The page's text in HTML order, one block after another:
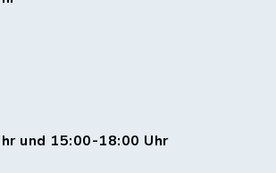
und 15:00-18:00 Uhr